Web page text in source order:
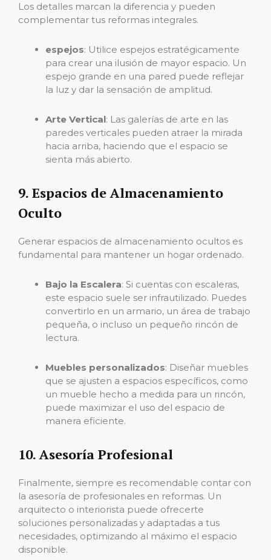
Los detalles marcan la diferencia y pueden
complementar tus reformas integrales.
espejos: Utilice espejos estratégicamente
para crear una ilusión de mayor espacio. Un
espejo grande en una pared puede reflejar
la luz y dar la sensación de amplitud.
Arte Vertical: Las galerías de arte en las
paredes verticales pueden atraer la mirada
hacia arriba, haciendo que el espacio se
sienta más abierto.
9. Espacios de Almacenamiento
Oculto
Generar espacios de almacenamiento ocultos es
fundamental para mantener un hogar ordenado.
Bajo la Escalera: Si cuentas con escaleras,
este espacio suele ser infrautilizado. Puedes
convertirlo en un armario, un área de trabajo
pequeña, o incluso un pequeño rincón de
lectura.
Muebles personalizados: Diseñar muebles
que se ajusten a espacios específicos, como
un mueble hecho a medida para un rincón,
puede maximizar el uso del espacio de
manera eficiente.
10. Asesoría Profesional
Finalmente, siempre es recomendable contar con
la asesoría de profesionales en reformas. Un
arquitecto o interiorista puede ofrecerte
soluciones personalizadas y adaptadas a tus
necesidades, optimizando al máximo el espacio
disponible.